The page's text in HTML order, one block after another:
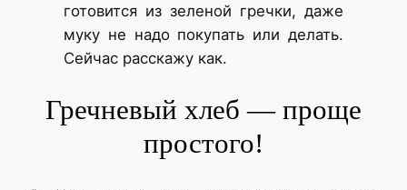
готовится из зеленой гречки, даже
муку не надо покупать или делать.
Сейчас расскажу как.
Гречневый хлеб — проще
простого!